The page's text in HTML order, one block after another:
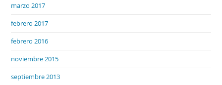
marzo 2017
febrero 2017
febrero 2016
noviembre 2015
septiembre 2013